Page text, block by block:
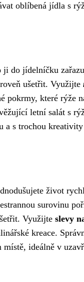
oblíbená jídla s
do jídelníčku
ušetřit. Využijte
pokrmy, které rýže
letní salát s
a s trochou
život
surovinu
Využijte slevy
kreace.
ideálně v